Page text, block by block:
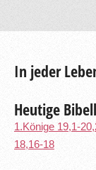
In jeder
Heutige
1.Könige 19,1-
18,16-18